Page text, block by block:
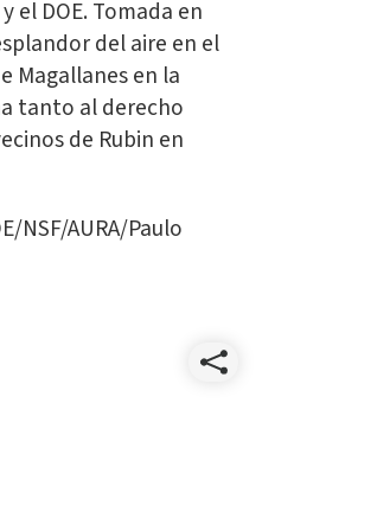
el DOE. Tomada en
del aire en el
Magallanes en la
tanto al derecho
de Rubin en
NSF/AURA/Paulo